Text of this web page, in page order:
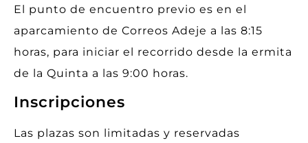
El punto de encuentro previo es en el
aparcamiento de Correos Adeje a las 8:15
horas, para iniciar el recorrido desde la ermita
de la Quinta a las 9:00 horas.
Inscripciones
Las plazas son limitadas y reservadas